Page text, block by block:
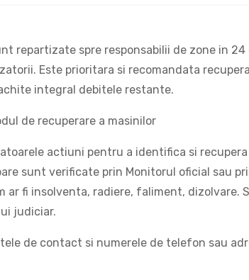
repartizate spre responsabilii de zone in 24
Este prioritara si recomandata
integral debitele restante.
de recuperare a masinilor
actiuni pentru a identifica si
sunt verificate prin Monitorul oficial sau
fi insolventa, radiere, faliment, dizolvare.
judiciar.
de contact si numerele de telefon sau